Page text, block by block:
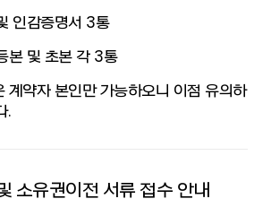
인감증명서 3통
본 및 초본 각 3통
계약자 본인만 가능하오니 이점 유의하
.
소유권이전 서류 접수 안내